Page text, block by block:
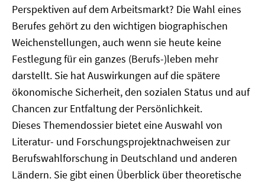
Perspektiven auf dem Arbeitsmarkt? Die Wahl eines
Berufes gehört zu den wichtigen biographischen
Weichenstellungen, auch wenn sie heute keine
Festlegung für ein ganzes (Berufs-)leben mehr
darstellt. Sie hat Auswirkungen auf die spätere
ökonomische Sicherheit, den sozialen Status und auf
Chancen zur Entfaltung der Persönlichkeit.
Dieses Themendossier bietet eine Auswahl von
Literatur- und Forschungsprojektnachweisen zur
Berufswahlforschung in Deutschland und anderen
Ländern. Sie gibt einen Überblick über theoretische